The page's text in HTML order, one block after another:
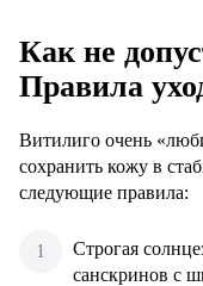
Как не
Правила
Витилиго очень
сохранить кожу в
следующие правила:
Строгая
санскринов с